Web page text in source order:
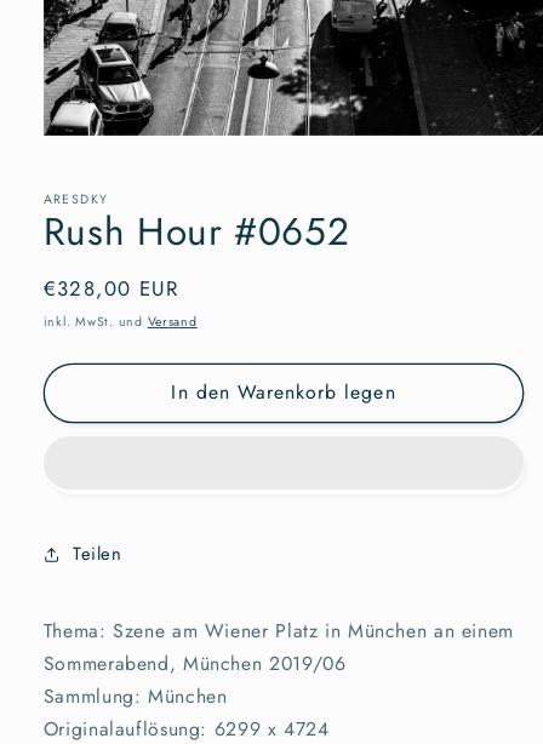
Modal
öffnen
ARESDKY
Rush Hour #0652
Normaler
Preis
€328,00 EUR
inkl. MwSt. und Versand
In den Warenkorb legen
Teilen
Thema: Szene am Wiener Platz in München an einem
Sommerabend, München 2019/06
Sammlung: München
Originalauflösung: 6299 x 4724